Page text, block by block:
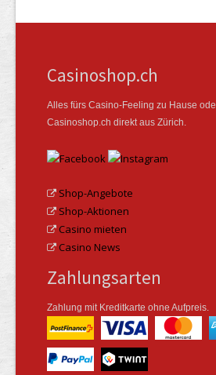
Casinoshop.ch
Alles fürs Casino-Feeling zu Hause
Casinoshop.ch direkt aus Zürich.
Shop-Angebote
Shop-Aktionen
Casino mieten
Casino News
Zahlungsarten
Zahlung mit Kreditkarte ohne Aufpreis.